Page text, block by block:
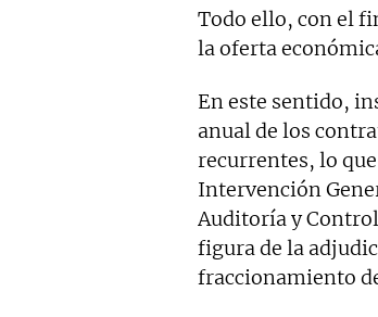
Todo ello, con el
la oferta
En este sentido,
anual de los
recurrentes, lo
Intervención
Auditoría y
figura de la
fraccionamiento